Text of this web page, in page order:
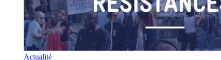
Actualité